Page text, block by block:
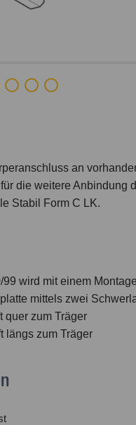
an
die weitere Anbindung
Stabil Form C LK.
wird mit einem
mittels zwei
quer zum Träger
längs zum Träger